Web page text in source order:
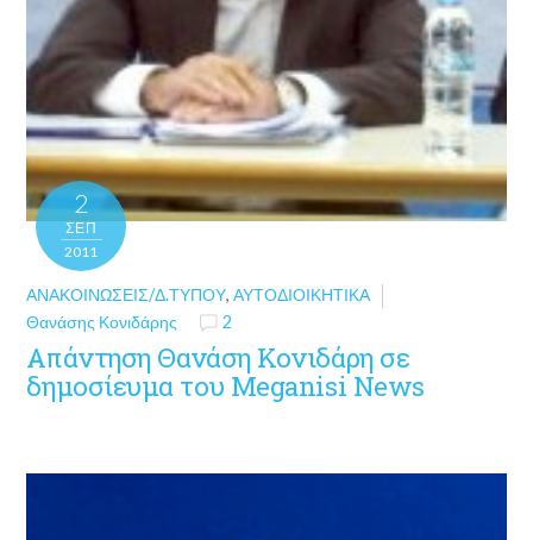
2
ΣΕΠ
2011
ΑΝΑΚΟΙΝΏΣΕΙΣ/Δ.ΤΎΠΟΥ,ΑΥΤΟΔΙΟΙΚΗΤΙΚΆ
Θανάσης Κονιδάρης
2
Απάντηση Θανάση Κονιδάρη σε
δημοσίευμα του Meganisi News